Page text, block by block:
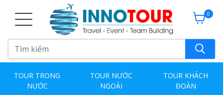
0
TOUR TRONG
NƯỚC
TOUR NƯỚC
NGOÀI
TOUR KHÁCH
ĐOÀN